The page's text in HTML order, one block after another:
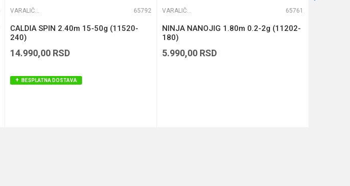
VARALIČARSKI ŠTAPOVI 65792
CALDIA SPIN 2.40m 15-50g (11520-
240)
14.990,00 RSD
BESPLATNA DOSTAVA
VARALIČARSKI ŠTAPOVI 65761
NINJA NANOJIG 1.80m 0.2-2g (11202-
180)
5.990,00 RSD